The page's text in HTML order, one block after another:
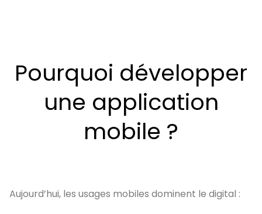
Pourquoi développer
une application
mobile ?
Aujourd’hui, les usages mobiles dominent le digital :